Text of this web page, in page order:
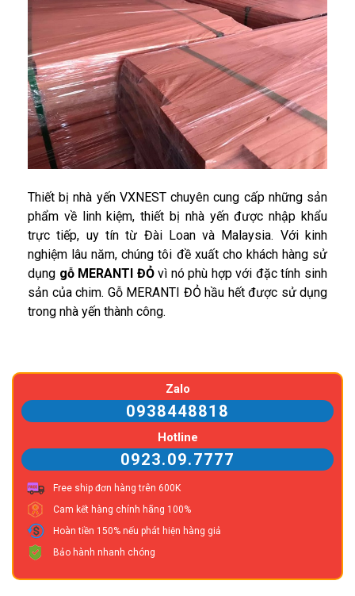
Thiết bị nhà yến VXNEST chuyên cung cấp những sản
phẩm về linh kiệm, thiết bị nhà yến được nhập khẩu
trực tiếp, uy tín từ Đài Loan và Malaysia. Với kinh
nghiệm lâu năm, chúng tôi đề xuất cho khách hàng sử
dụng gỗ MERANTI ĐỎvì nó phù hợp với đặc tính sinh
sản của chim. Gỗ MERANTI ĐỎ hầu hết được sử dụng
trong nhà yến thành công.
Zalo
0938448818
Hotline
0923.09.7777
Free ship đơn hàng trên 600K
Cam kết hàng chính hãng 100%
Hoàn tiền 150% nếu phát hiện hàng giả
Bảo hành nhanh chóng